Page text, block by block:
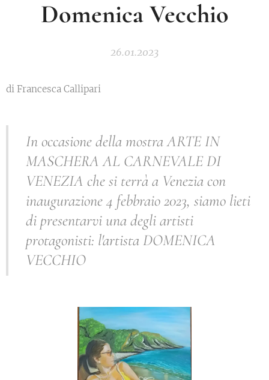
Domenica Vecchio
26.01.2023
di Francesca Callipari
In occasione della mostra ARTE IN
MASCHERA AL CARNEVALE DI
VENEZIA che si terrà a Venezia con
inaugurazione 4 febbraio 2023, siamo lieti
di presentarvi una degli artisti
protagonisti: l'artista DOMENICA
VECCHIO